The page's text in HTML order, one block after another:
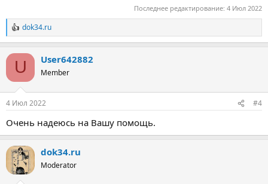
Последнее редактирование: 4 Июл 2022
Р
е
и
dok34.ru
U User642882
Member
4 Июл 2022 #4
Очень надеюсь на Вашу помощь.
dok34.ru
Moderator